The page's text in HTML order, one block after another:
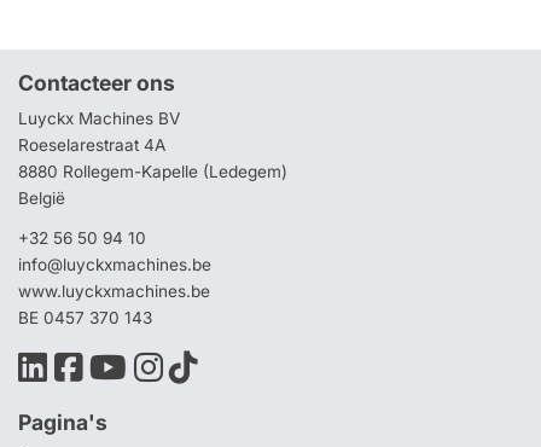
Contacteer ons
Luyckx Machines BV
Roeselarestraat 4A
8880 Rollegem-Kapelle (Ledegem)
België
+32 56 50 94 10
info@luyckxmachines.be
www.luyckxmachines.be
BE 0457 370 143
Pagina's